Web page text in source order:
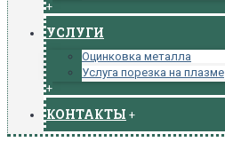
+
УСЛУГИ
Оцинковка металла
Услуга порезка на плазме
+
КОНТАКТЫ +